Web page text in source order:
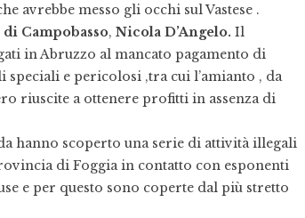
avrebbe messo gli occhi sul Vastese .
Campobasso, Nicola D’Angelo. Il
in Abruzzo al mancato pagamento di
e pericolosi ,tra cui l’amianto , da
riuscite a ottenere profitti in assenza di
hanno scoperto una serie di attività illegali
di Foggia in contatto con esponenti
e per questo sono coperte dal più stretto